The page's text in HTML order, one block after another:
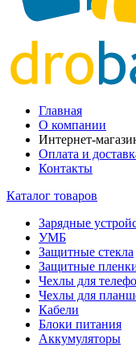
Главная
О компании
Интернет-
Оплата и
Контакты
Каталог товаров
Зарядные
УМБ
Защитные стекла
Защитные
Чехлы для
Чехлы для
Кабели
Блоки питания
Аккумуляторы